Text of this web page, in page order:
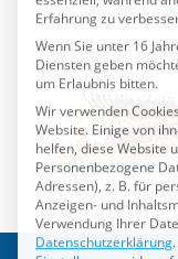
Wir verwenden
Website. Einige von
helfen, diese Website
Personenbezogene
Adressen), z. B. für
Anzeigen- und
Verwendung Ihrer
Datenschutzerklärung.
Einstellungen
Es folgt eine Liste
Essenziell
Externe